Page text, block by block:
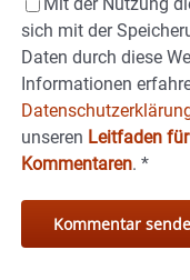
sich mit der
Daten durch diese
Informationen
unseren Leitfaden
Kommentaren. *